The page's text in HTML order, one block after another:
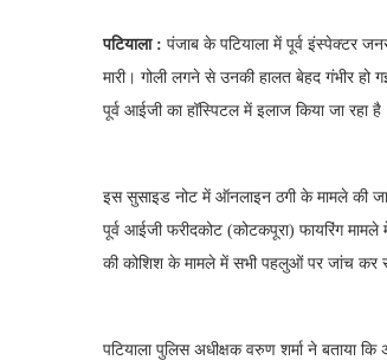
पटियाला : पंजाब के पटियाला में पूर्व इंस्पेक्टर
मारी। गोली लगने से उनकी हालत बेहद गंभीर हो
पूर्व आईजी का हॉस्पिटल में इलाज किया जा रहा
इस सुसाइड नोट में ऑनलाइन ठगी के मामले की
पूर्व आईजी फरीदकोट (कोटकपूरा) फायरिंग
की कोशिश के मामले में सभी पहलुओं पर जांच कर
पटियाला पुलिस अधीक्षक वरुण शर्मा ने बताया